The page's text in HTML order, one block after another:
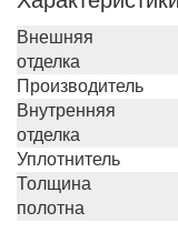
Внешняя
отделка
Производитель
Внутренняя
отделка
Уплотнитель
Толщина
полотна